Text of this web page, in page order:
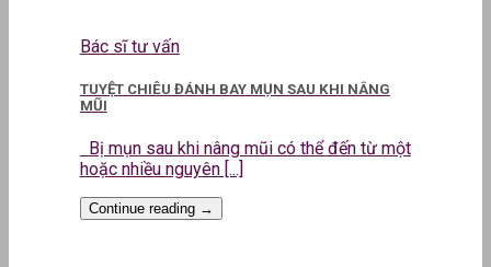
Bác sĩ tư vấn
TUYỆT CHIÊU ĐÁNH BAY MỤN SAU KHI NÂNG
MŨI
Bị mụn sau khi nâng mũi có thể đến từ một
hoặc nhiều nguyên [...]
Continue reading →